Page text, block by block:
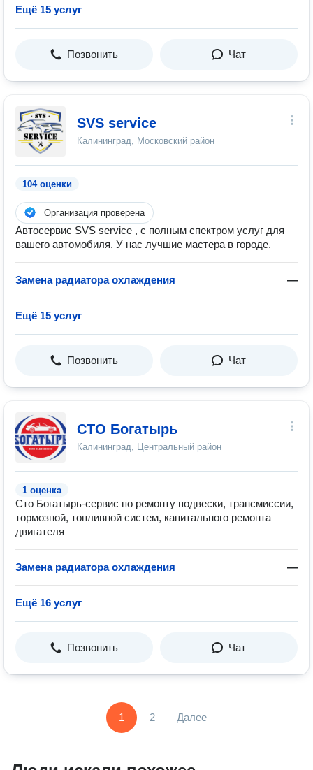
Ещё 15 услуг
Позвонить Чат
SVS service
Калининград, Московский район
104 оценки
Организация проверена
Автосервис SVS service , с полным спектром услуг для
вашего автомобиля. У нас лучшие мастера в городе.
Замена радиатора охлаждения —
Ещё 15 услуг
Позвонить Чат
СТО Богатырь
Калининград, Центральный район
1 оценка
Сто Богатырь-сервис по ремонту подвески, трансмиссии,
тормозной, топливной систем, капитального ремонта
двигателя
Замена радиатора охлаждения —
Ещё 16 услуг
Позвонить Чат
1 2 Далее